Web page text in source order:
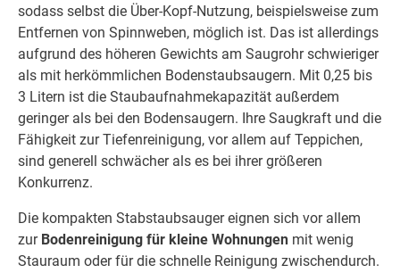
sodass selbst die Über-Kopf-Nutzung, beispielsweise zum
Entfernen von Spinnweben, möglich ist. Das ist allerdings
aufgrund des höheren Gewichts am Saugrohr schwieriger
als mit herkömmlichen Bodenstaubsaugern. Mit 0,25 bis
3 Litern ist die Staubaufnahmekapazität außerdem
geringer als bei den Bodensaugern. Ihre Saugkraft und die
Fähigkeit zur Tiefenreinigung, vor allem auf Teppichen,
sind generell schwächer als es bei ihrer größeren
Konkurrenz.
Die kompakten Stabstaubsauger eignen sich vor allem
zur Bodenreinigung für kleine Wohnungen mit wenig
Stauraum oder für die schnelle Reinigung zwischendurch.